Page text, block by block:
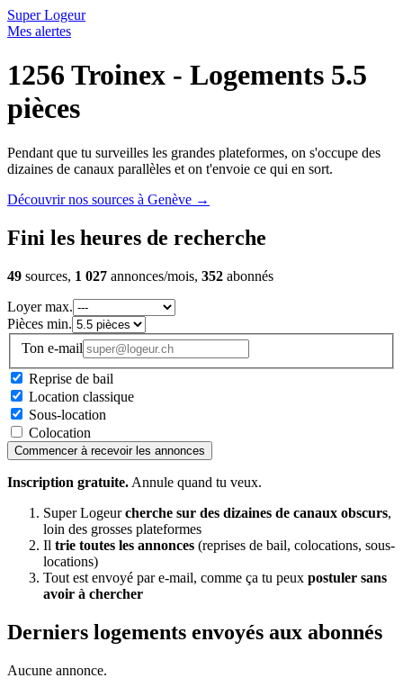
Super Logeur
Mes alertes
1256 Troinex - Logements 5.5
pièces
Pendant que tu surveilles les grandes plateformes, on s'occupe des
dizaines de canaux parallèles et on t'envoie ce qui en sort.
Découvrir nos sources à Genève →
Fini les heures de recherche
49 sources, 1 027 annonces/mois, 352 abonnés
Loyer max.
Pièces min.
Ton e-mail
Reprise de bail
Location classique
Sous-location
Colocation
Commencer à recevoir les annonces
Inscription gratuite. Annule quand tu veux.
Super Logeurcherche sur des dizaines de canaux obscurs,
loin des grosses plateformes
Il trie toutes les annonces (reprises de bail, colocations, sous-
locations)
Tout est envoyé par e-mail, comme ça tu peux postuler sans
avoir à chercher
Derniers logements envoyés aux abonnés
Aucune annonce.